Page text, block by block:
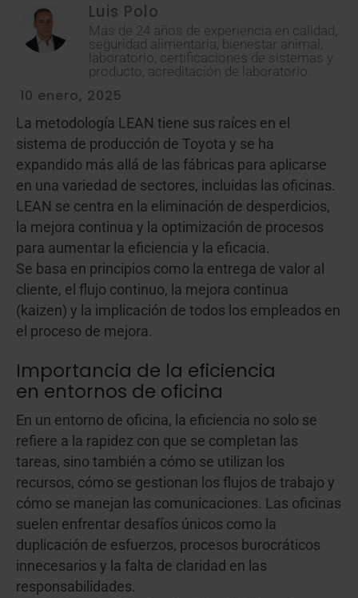
Luis Polo
Más de 24 años de experiencia en calidad,
seguridad alimentaria, bienestar animal,
laboratorio, certificaciones de sistemas y
producto, acreditación de laboratorio.
10 enero, 2025
La metodología LEAN tiene sus raíces en el
sistema de producción de Toyota y se ha
expandido más allá de las fábricas para aplicarse
en una variedad de sectores, incluidas las oficinas.
LEAN se centra en la eliminación de desperdicios,
la mejora continua y la optimización de procesos
para aumentar la eficiencia y la eficacia.
Se basa en principios como la entrega de valor al
cliente, el flujo continuo, la mejora continua
(kaizen) y la implicación de todos los empleados en
el proceso de mejora.
Importancia de la eficiencia
en entornos de oficina
En un entorno de oficina, la eficiencia no solo se
refiere a la rapidez con que se completan las
tareas, sino también a cómo se utilizan los
recursos, cómo se gestionan los flujos de trabajo y
cómo se manejan las comunicaciones. Las oficinas
suelen enfrentar desafíos únicos como la
duplicación de esfuerzos, procesos burocráticos
innecesarios y la falta de claridad en las
responsabilidades.